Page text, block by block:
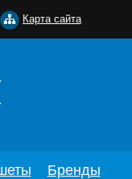
Бренды
Карта сайта